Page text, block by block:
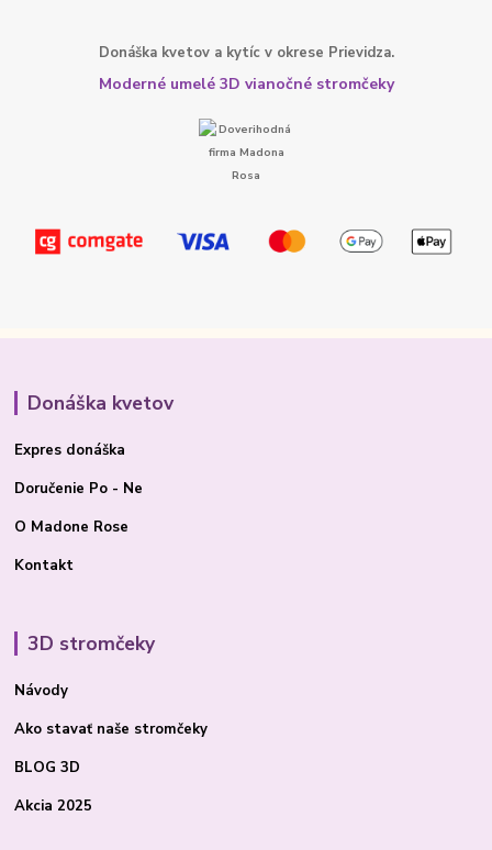
Donáška kvetov a kytíc v okrese Prievidza.
Moderné umelé 3D vianočné stromčeky
Donáška kvetov
Expres donáška
Doručenie Po - Ne
O Madone Rose
Kontakt
3D stromčeky
Návody
Ako stavať naše stromčeky
BLOG 3D
Akcia 2025